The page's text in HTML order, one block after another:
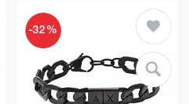
-32%